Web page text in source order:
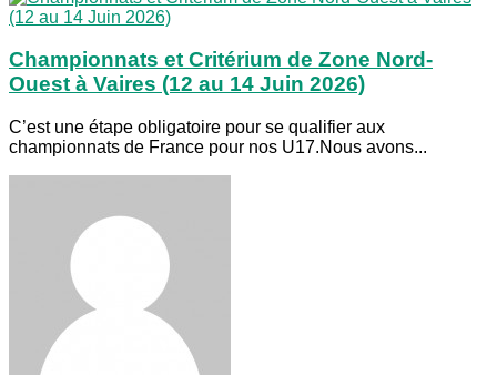
Championnats et Critérium de Zone Nord-
Ouest à Vaires (12 au 14 Juin 2026)
C’est une étape obligatoire pour se qualifier aux
championnats de France pour nos U17.Nous avons...